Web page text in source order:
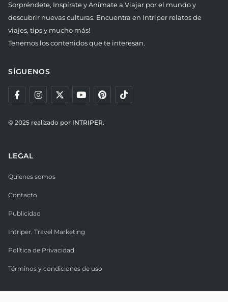
Sorpréndete, Inspírate y Anímate a Viajar por el mundo y
descubrir nuevas culturas. Encuentra en Intriper relatos de
viajes, tips y mucho más!
Tenemos los contenidos que te interesan.
SÍGUENOS
© 2025 realizado por INTRIPER.
LEGAL
Quienes somos
Contacto
Publicidad
Intriper. Travel Marketing
Política de Privacidad
Términos y condiciones de uso